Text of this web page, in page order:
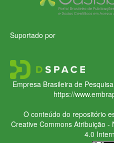
Suportado por
Empresa Brasileira de
https://
O conteúdo do repositório
Creative CommonsAtribuição -
4.0